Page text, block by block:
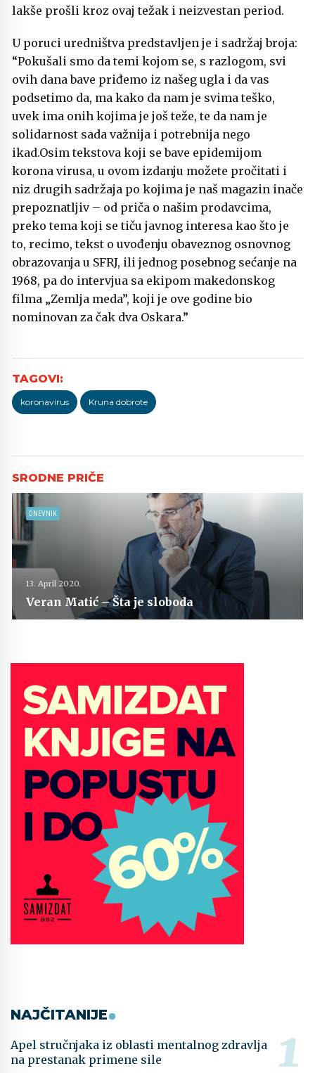
lakše prošli kroz ovaj težak i neizvestan period.
U poruci uredništva predstavljen je i sadržaj broja:
“Pokušali smo da temi kojom se, s razlogom, svi
ovih dana bave priđemo iz našeg ugla i da vas
podsetimo da, ma kako da nam je svima teško,
uvek ima onih kojima je još teže, te da nam je
solidarnost sada važnija i potrebnija nego
ikad.Osim tekstova koji se bave epidemijom
korona virusa, u ovom izdanju možete pročitati i
niz drugih sadržaja po kojima je naš magazin inače
prepoznatljiv – od priča o našim prodavcima,
preko tema koji se tiču javnog interesa kao što je
to, recimo, tekst o uvođenju obaveznog osnovnog
obrazovanja u SFRJ, ili jednog posebnog sećanje na
1968, pa do intervjua sa ekipom makedonskog
filma „Zemlja meda”, koji je ove godine bio
nominovan za čak dva Oskara.”
koronavirus Kruna dobrote
DNEVNIK
13. April 2020.
Veran Matić – Šta je sloboda
NAJČITANIJE
Apel stručnjaka iz oblasti mentalnog zdravlja
na prestanak primene sile